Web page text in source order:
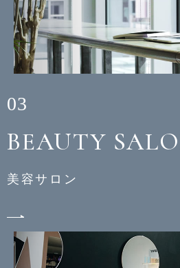
03
BEAUTY
美容サロン